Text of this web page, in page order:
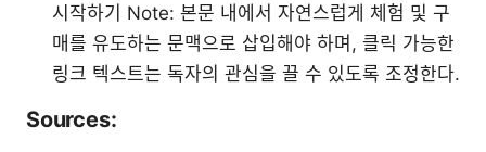
시작하기 Note: 본문 내에서 자연스럽게 체험 및 구
매를 유도하는 문맥으로 삽입해야 하며, 클릭 가능한
링크 텍스트는 독자의 관심을 끌 수 있도록 조정한다.
Sources: